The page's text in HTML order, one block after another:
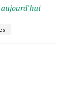
aujourd'hui